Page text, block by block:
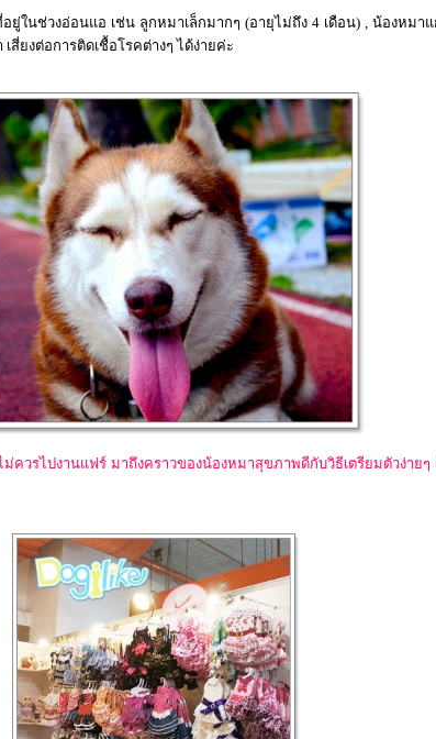
นช่วงอ่อนแอ เช่น ลูกหมาเล็กมากๆ (อายุไม่ถึง 4 เดือน) , น้องหมา
สี่ยงต่อการติดเชื้อโรคต่างๆ ได้ง่ายค่ะ
ม่ควรไปงานแฟร์ มาถึงคราวของน้องหมาสุขภาพดีกับวิธีเตรียมตัวง่าย